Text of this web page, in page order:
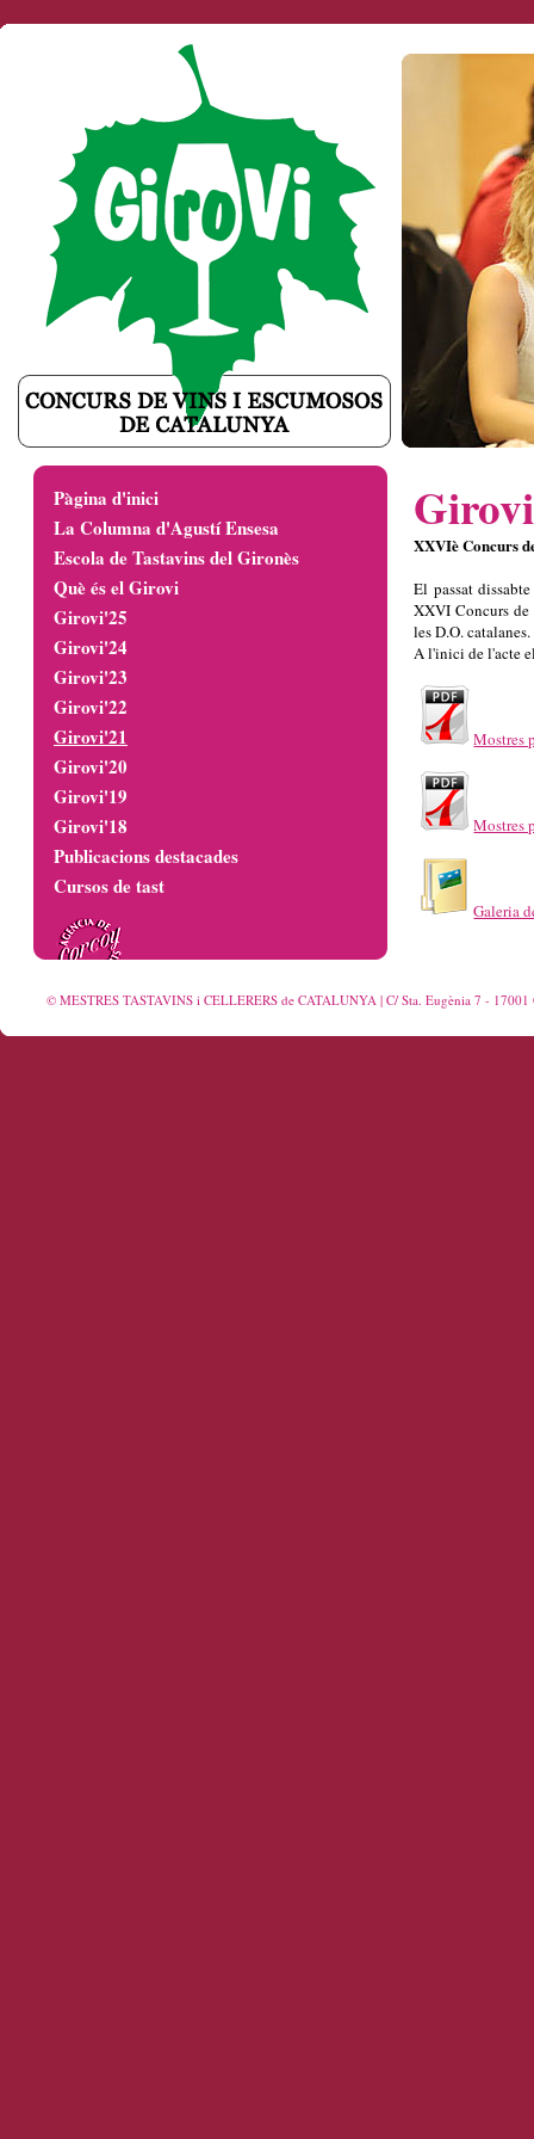
Pàgina d'inici
La Columna d'Agustí Ensesa
Escola de Tastavins del Gironès
Què és el Girovi
Girovi'25
Girovi'24
Girovi'23
Girovi'22
Girovi'21
Girovi'20
Girovi'19
Girovi'18
Publicacions destacades
Cursos de tast
XXVIè Concurs
El passat
XXVI Concurs de
les D.O. catalanes.
A l'inici de l'acte
Mostres
Mostres
Galeria
© MESTRES TASTAVINS i CELLERERS de CATALUNYA | C/ Sta. Eugènia 7 -